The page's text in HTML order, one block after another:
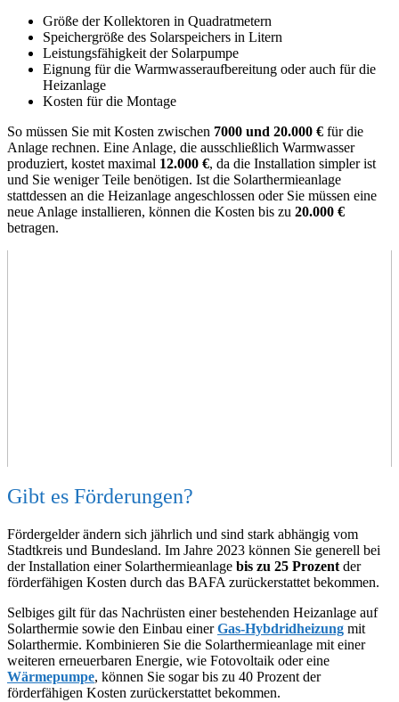
Größe der Kollektoren in Quadratmetern
Speichergröße des Solarspeichers in Litern
Leistungsfähigkeit der Solarpumpe
Eignung für die Warmwasseraufbereitung oder auch für die
Heizanlage
Kosten für die Montage
So müssen Sie mit Kosten zwischen 7000 und 20.000 € für die
Anlage rechnen. Eine Anlage, die ausschließlich Warmwasser
produziert, kostet maximal 12.000 €, da die Installation simpler ist
und Sie weniger Teile benötigen. Ist die Solarthermieanlage
stattdessen an die Heizanlage angeschlossen oder Sie müssen eine
neue Anlage installieren, können die Kosten bis zu 20.000 €
betragen.
Gibt es Förderungen?
Fördergelder ändern sich jährlich und sind stark abhängig vom
Stadtkreis und Bundesland. Im Jahre 2023 können Sie generell bei
der Installation einer Solarthermieanlage bis zu 25 Prozent der
förderfähigen Kosten durch das BAFA zurückerstattet bekommen.
Selbiges gilt für das Nachrüsten einer bestehenden Heizanlage auf
Solarthermie sowie den Einbau einerGas-Hybdridheizung mit
Solarthermie. Kombinieren Sie die Solarthermieanlage mit einer
weiteren erneuerbaren Energie, wie Fotovoltaik oder eine
Wärmepumpe, können Sie sogar bis zu 40 Prozent der
förderfähigen Kosten zurückerstattet bekommen.